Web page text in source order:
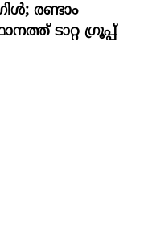
രണ്ടാം
ടാറ്റ ഗ്രൂപ്പ്